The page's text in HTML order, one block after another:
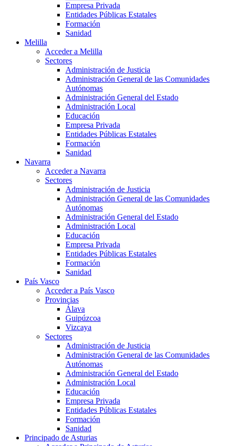
Empresa Privada
Entidades Públicas Estatales
Formación
Sanidad
Melilla
Acceder a Melilla
Sectores
Administración de Justicia
Administración General de las Comunidades
Autónomas
Administración General del Estado
Administración Local
Educación
Empresa Privada
Entidades Públicas Estatales
Formación
Sanidad
Navarra
Acceder a Navarra
Sectores
Administración de Justicia
Administración General de las Comunidades
Autónomas
Administración General del Estado
Administración Local
Educación
Empresa Privada
Entidades Públicas Estatales
Formación
Sanidad
País Vasco
Acceder a País Vasco
Provincias
Álava
Guipúzcoa
Vizcaya
Sectores
Administración de Justicia
Administración General de las Comunidades
Autónomas
Administración General del Estado
Administración Local
Educación
Empresa Privada
Entidades Públicas Estatales
Formación
Sanidad
Principado de Asturias